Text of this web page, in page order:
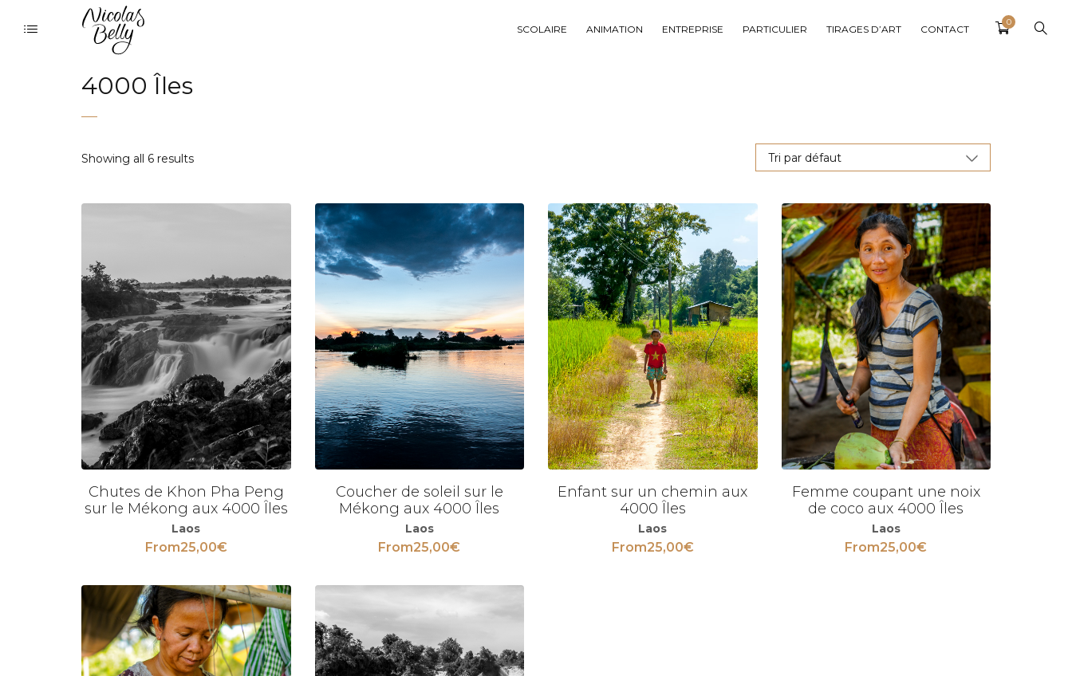
SCOLAIRE ANIMATION ENTREPRISE PARTICULIER TIRAGES D’ART CONTACT
0
4000 Îles
Showing all 6 results
Voir
Chutes de Khon Pha Peng
sur le Mékong aux 4000 Îles
Laos
From25,00€
Voir
Coucher de soleil sur le
Mékong aux 4000 Îles
Laos
From25,00€
Voir
Enfant sur un chemin aux
4000 Îles
Laos
From25,00€
Voir
Femme coupant une noix
de coco aux 4000 Îles
Laos
From25,00€